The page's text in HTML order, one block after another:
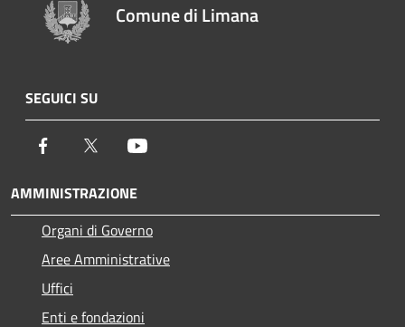
Comune di Limana
SEGUICI SU
Facebook Twitter
AMMINISTRAZIONE
Organi di Governo
Aree Amministrative
Uffici
Enti e fondazioni